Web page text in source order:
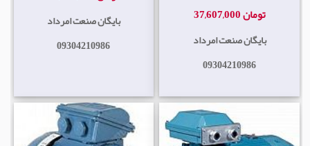
بایگان صنعت امرداد
09304210986
37,607,000 تومان
بایگان صنعت امرداد
09304210986